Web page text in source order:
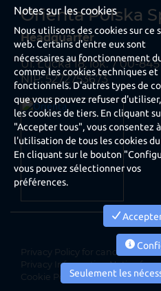
Orienta Polska
Headquarter
Ul. Łucka 18, lok. 7 00-
NIP: 5272753673
Privacy Policy for candidates e
Privacy Information Notice for
Cookie Policy
Notes sur les cookies
Nous utilisons des cookies sur ce
web. Certains d'entre eux sont
nécessaires au fonctionnement
comme les cookies techniques et
fonctionnels. D'autres types de
que vous pouvez refuser
les cookies de tiers. En cliquant
"Accepter tous", vous consentez à
l'utilisation de tous les cookies
En cliquant sur le bouton
vous pouvez sélectionner vos
préférences.
Seulement les